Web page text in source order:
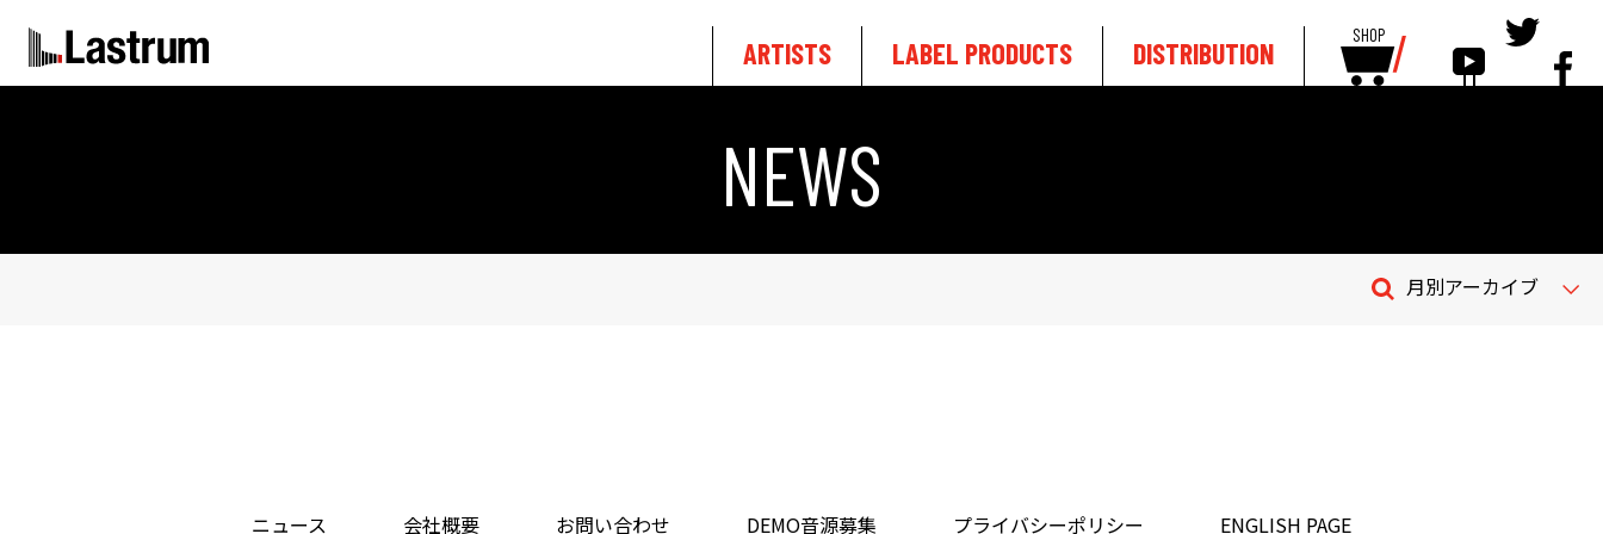
ARTISTS LABEL PRODUCTS DISTRIBUTION
SHOP
NEWS
月別アーカイブ
ニュース 会社概要 お問い合わせ DEMO音源募集 プライバシーポリシー ENGLISH PAGE